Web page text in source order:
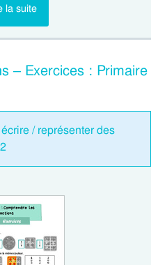
la suite
– Exercices : Primaire
/ représenter des